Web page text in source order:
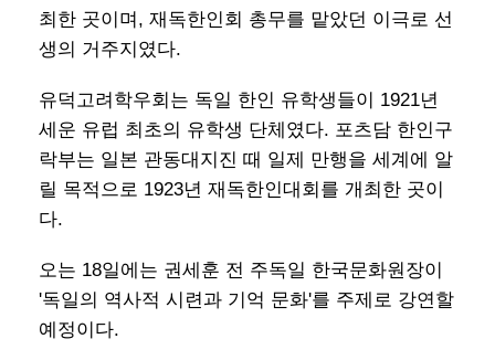
최한 곳이며, 재독한인회 총무를 맡았던 이극로 선
생의 거주지였다.
유덕고려학우회는 독일 한인 유학생들이 1921년
세운 유럽 최초의 유학생 단체였다. 포츠담 한인구
락부는 일본 관동대지진 때 일제 만행을 세계에 알
릴 목적으로 1923년 재독한인대회를 개최한 곳이
다.
오는 18일에는 권세훈 전 주독일 한국문화원장이
'독일의 역사적 시련과 기억 문화'를 주제로 강연할
예정이다.